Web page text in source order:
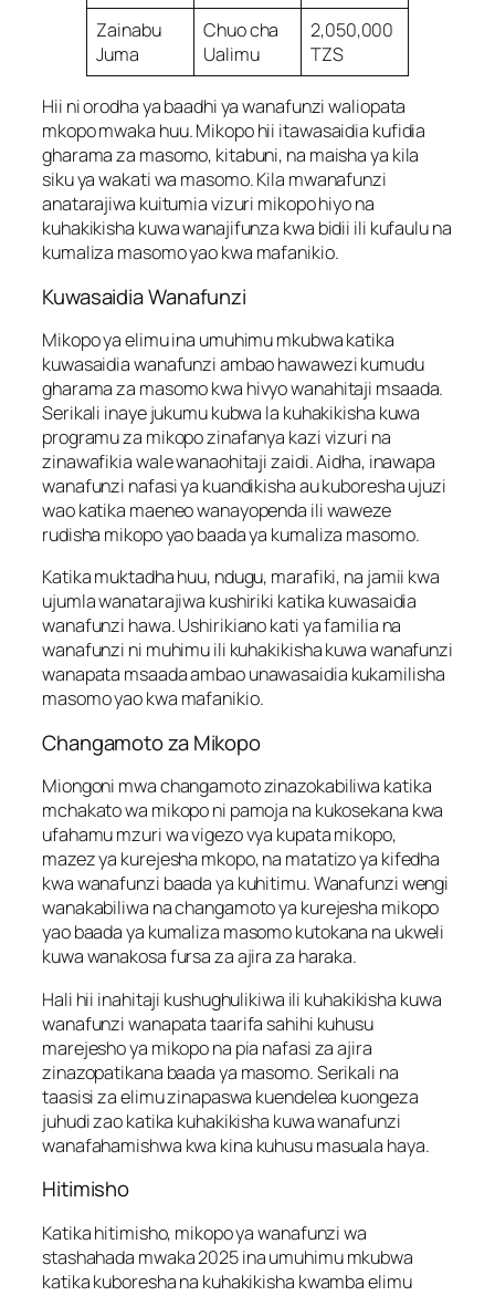
Zainabu
Juma
Chuo cha
Ualimu
2,050,000
TZS
Hii ni orodha ya baadhi ya wanafunzi waliopata
mkopo mwaka huu. Mikopo hii itawasaidia kufidia
gharama za masomo, kitabuni, na maisha ya kila
siku ya wakati wa masomo. Kila mwanafunzi
anatarajiwa kuitumia vizuri mikopo hiyo na
kuhakikisha kuwa wanajifunza kwa bidii ili kufaulu na
kumaliza masomo yao kwa mafanikio.
Kuwasaidia Wanafunzi
Mikopo ya elimu ina umuhimu mkubwa katika
kuwasaidia wanafunzi ambao hawawezi kumudu
gharama za masomo kwa hivyo wanahitaji msaada.
Serikali inaye jukumu kubwa la kuhakikisha kuwa
programu za mikopo zinafanya kazi vizuri na
zinawafikia wale wanaohitaji zaidi. Aidha, inawapa
wanafunzi nafasi ya kuandikisha au kuboresha ujuzi
wao katika maeneo wanayopenda ili waweze
rudisha mikopo yao baada ya kumaliza masomo.
Katika muktadha huu, ndugu, marafiki, na jamii kwa
ujumla wanatarajiwa kushiriki katika kuwasaidia
wanafunzi hawa. Ushirikiano kati ya familia na
wanafunzi ni muhimu ili kuhakikisha kuwa wanafunzi
wanapata msaada ambao unawasaidia kukamilisha
masomo yao kwa mafanikio.
Changamoto za Mikopo
Miongoni mwa changamoto zinazokabiliwa katika
mchakato wa mikopo ni pamoja na kukosekana kwa
ufahamu mzuri wa vigezo vya kupata mikopo,
mazez ya kurejesha mkopo, na matatizo ya kifedha
kwa wanafunzi baada ya kuhitimu. Wanafunzi wengi
wanakabiliwa na changamoto ya kurejesha mikopo
yao baada ya kumaliza masomo kutokana na ukweli
kuwa wanakosa fursa za ajira za haraka.
Hali hii inahitaji kushughulikiwa ili kuhakikisha kuwa
wanafunzi wanapata taarifa sahihi kuhusu
marejesho ya mikopo na pia nafasi za ajira
zinazopatikana baada ya masomo. Serikali na
taasisi za elimu zinapaswa kuendelea kuongeza
juhudi zao katika kuhakikisha kuwa wanafunzi
wanafahamishwa kwa kina kuhusu masuala haya.
Hitimisho
Katika hitimisho, mikopo ya wanafunzi wa
stashahada mwaka 2025 ina umuhimu mkubwa
katika kuboresha na kuhakikisha kwamba elimu